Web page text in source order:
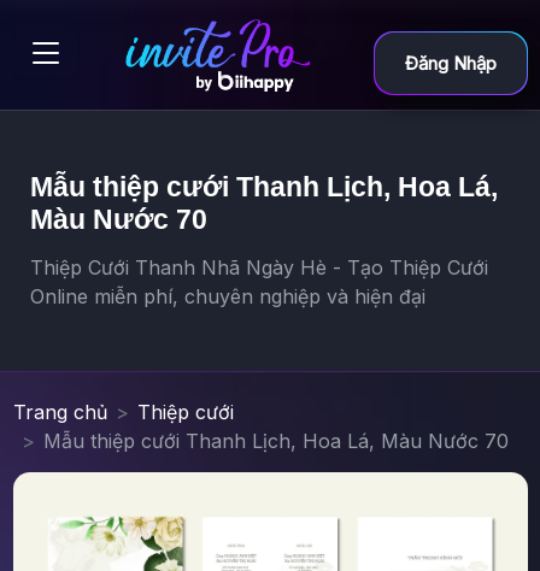
Đăng Nhập
Mẫu thiệp cưới Thanh Lịch, Hoa Lá,
Màu Nước 70
Thiệp Cưới Thanh Nhã Ngày Hè - Tạo Thiệp Cưới
Online miễn phí, chuyên nghiệp và hiện đại
Trang chủ
Thiệp cưới
Mẫu thiệp cưới Thanh Lịch, Hoa Lá, Màu Nước 70